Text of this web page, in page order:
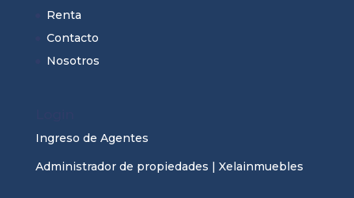
Renta
Contacto
Nosotros
Ingreso de Agentes
Administrador de propiedades | Xelainmuebles